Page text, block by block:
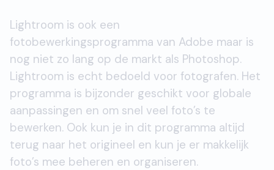
Lightroom is ook een
fotobewerkingsprogramma van Adobe maar is
nog niet zo lang op de markt als Photoshop.
Lightroom is echt bedoeld voor fotografen. Het
programma is bijzonder geschikt voor globale
aanpassingen en om snel veel foto’s te
bewerken. Ook kun je in dit programma altijd
terug naar het origineel en kun je er makkelijk
foto’s mee beheren en organiseren.